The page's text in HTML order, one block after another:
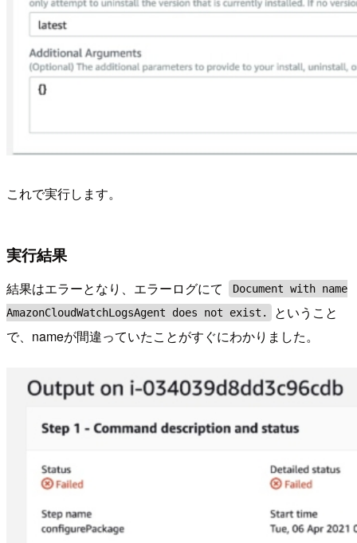
これで実行します。
実行結果
結果はエラーとなり、エラーログにて
Document with name
AmazonCloudWatchLogsAgent does not exist.
ということ
で、nameが間違っていたことがすぐにわかりました。